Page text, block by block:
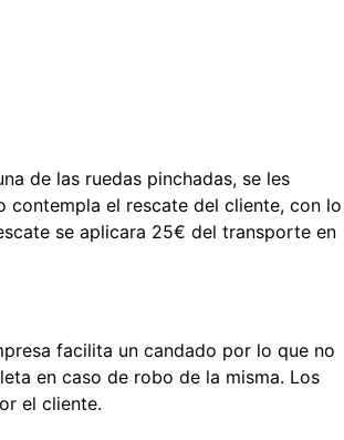
de las ruedas pinchadas, se les
contempla el rescate del cliente, con lo
se aplicara 25€ del transporte en
facilita un candado por lo que no
en caso de robo de la misma. Los
el cliente.